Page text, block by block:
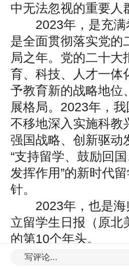
中无法忽视的重要人
2023年，是充满
是全面贯彻落实党的
局之年。党的二十大
育、科技、人才一体
予教育新的战略地位
展格局。2023年，
不移地深入实施科教
强国战略、创新驱动
“支持留学、鼓励回国
发挥作用”的新时代
针。
2023年，也是海
立留学生日报（原北
的第10个年头。
初见大V
写评论...